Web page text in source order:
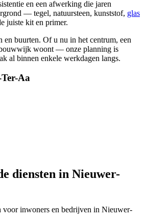
en een afwerking die jaren
— tegel, natuursteen, kunststof, glas
juiste kit en primer.
buurten. Of u nu in het centrum, een
woont — onze planning is
al binnen enkele werkdagen langs.
Aa
diensten in Nieuwer-
voor inwoners en bedrijven in Nieuwer-